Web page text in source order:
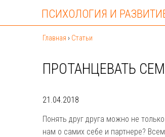
ПСИХОЛОГИЯ И
Главная › Статьи
ПРОТАНЦЕВАТЬ
21.04.2018
Понять друг друга можно не
нам о самих себе и партнере?